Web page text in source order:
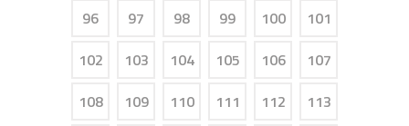
96
97 98 99 100
101
102
103 104 105 106
107
108
109 110 111 112
113